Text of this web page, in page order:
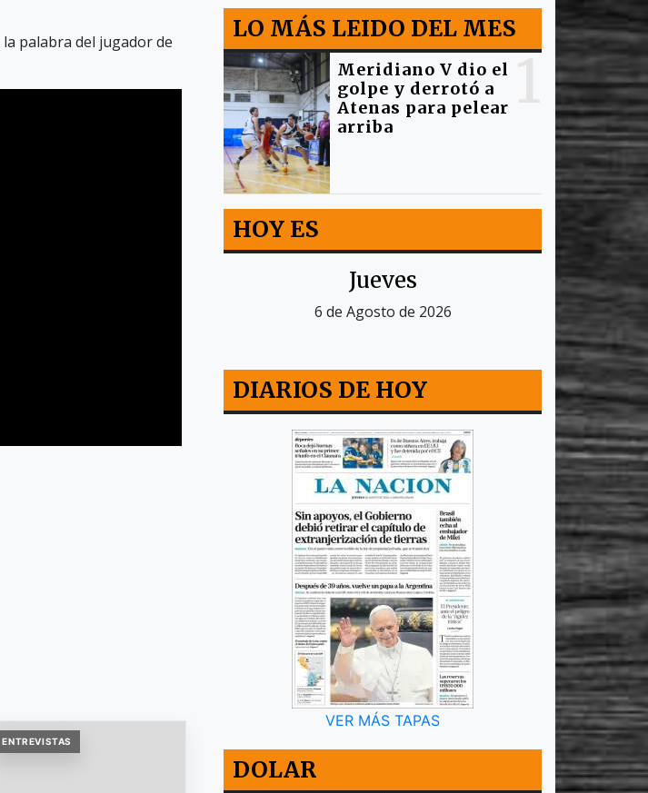
palabra del jugador de
ENTREVISTAS
LO MÁS LEIDO DEL MES
Meridiano V dio el
golpe y derrotó a
Atenas para pelear
arriba
HOY ES
Jueves
6 de Agosto de 2026
DIARIOS DE HOY
VER MÁS TAPAS
DOLAR